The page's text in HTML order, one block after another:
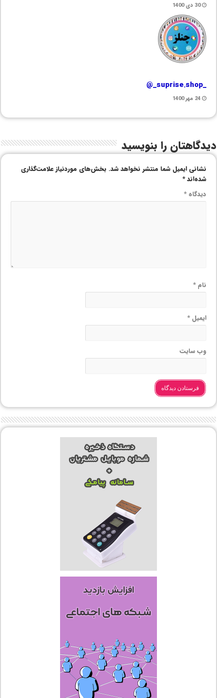
30 دی 1400
_suprise.shop_@
24 مهر 1400
دیدگاهتان را بنویسید
نشانی ایمیل شما منتشر نخواهد شد. بخش‌های موردنیاز علامت‌گذاری
شده‌اند*
دیدگاه*
نام*
ایمیل*
وب‌ سایت